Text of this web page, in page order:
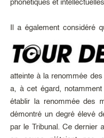
phonétiques et
Il a également considéré
atteinte à la renommée
a, à cet égard,
établir la renommée des
démontré un degré élevé
par le Tribunal. Ce dernier